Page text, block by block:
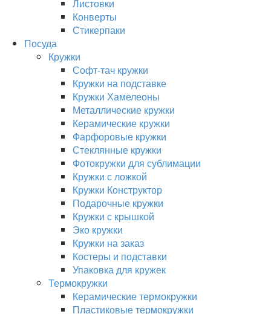
Листовки
Конверты
Стикерпаки
Посуда
Кружки
Софт-тач кружки
Кружки на подставке
Кружки Хамелеоны
Металлические кружки
Керамические кружки
Фарфоровые кружки
Стеклянные кружки
Фотокружки для сублимации
Кружки с ложкой
Кружки Конструктор
Подарочные кружки
Кружки с крышкой
Эко кружки
Кружки на заказ
Костеры и подставки
Упаковка для кружек
Термокружки
Керамические термокружки
Пластиковые термокружки